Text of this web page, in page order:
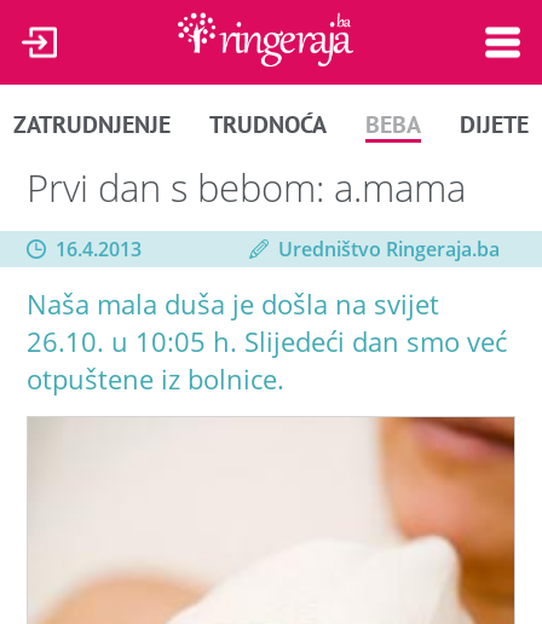
ZATRUDNJENJE TRUDNOĆA BEBA DIJETE
Prvi dan s bebom: a.mama
16.4.2013 Uredništvo Ringeraja.ba
Naša mala duša je došla na svijet
26.10. u 10:05 h. Slijedeći dan smo već
otpuštene iz bolnice.